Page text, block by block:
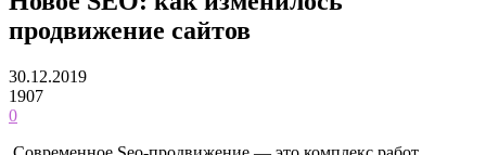
продвижение сайтов
30.12.2019
1907
0